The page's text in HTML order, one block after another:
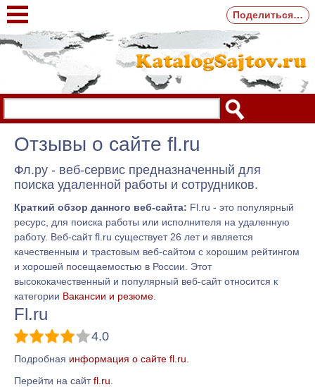
Отзывы о сайте fl.ru
Фл.ру - веб-сервис предназначенный для
поиска удаленной работы и сотрудников.
Краткий обзор данного веб-сайта: Fl.ru - это популярный
ресурс, для поиска работы или исполнителя на удаленную
работу. Веб-сайт fl.ru существует 26 лет и является
качественным и трастовым веб-сайтом с хорошим рейтингом
и хорошей посещаемостью в России. Этот
высококачественный и популярный веб-сайт относится к
категории Вакансии и резюме
Fl.ru
4.0
Подробная информация о сайте fl.ru
Перейти на сайтfl.ru.
Поделиться…